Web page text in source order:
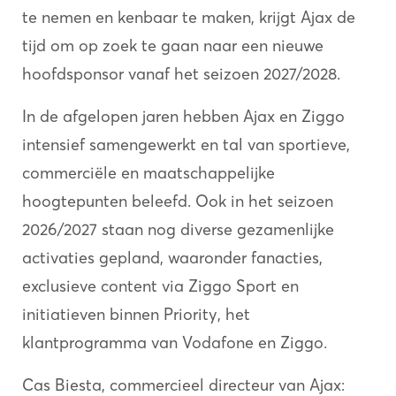
te nemen en kenbaar te maken, krijgt Ajax de
tijd om op zoek te gaan naar een nieuwe
hoofdsponsor vanaf het seizoen 2027/2028.
In de afgelopen jaren hebben Ajax en Ziggo
intensief samengewerkt en tal van sportieve,
commerciële en maatschappelijke
hoogtepunten beleefd. Ook in het seizoen
2026/2027 staan nog diverse gezamenlijke
activaties gepland, waaronder fanacties,
exclusieve content via Ziggo Sport en
initiatieven binnen Priority, het
klantprogramma van Vodafone en Ziggo.
Cas Biesta, commercieel directeur van Ajax: